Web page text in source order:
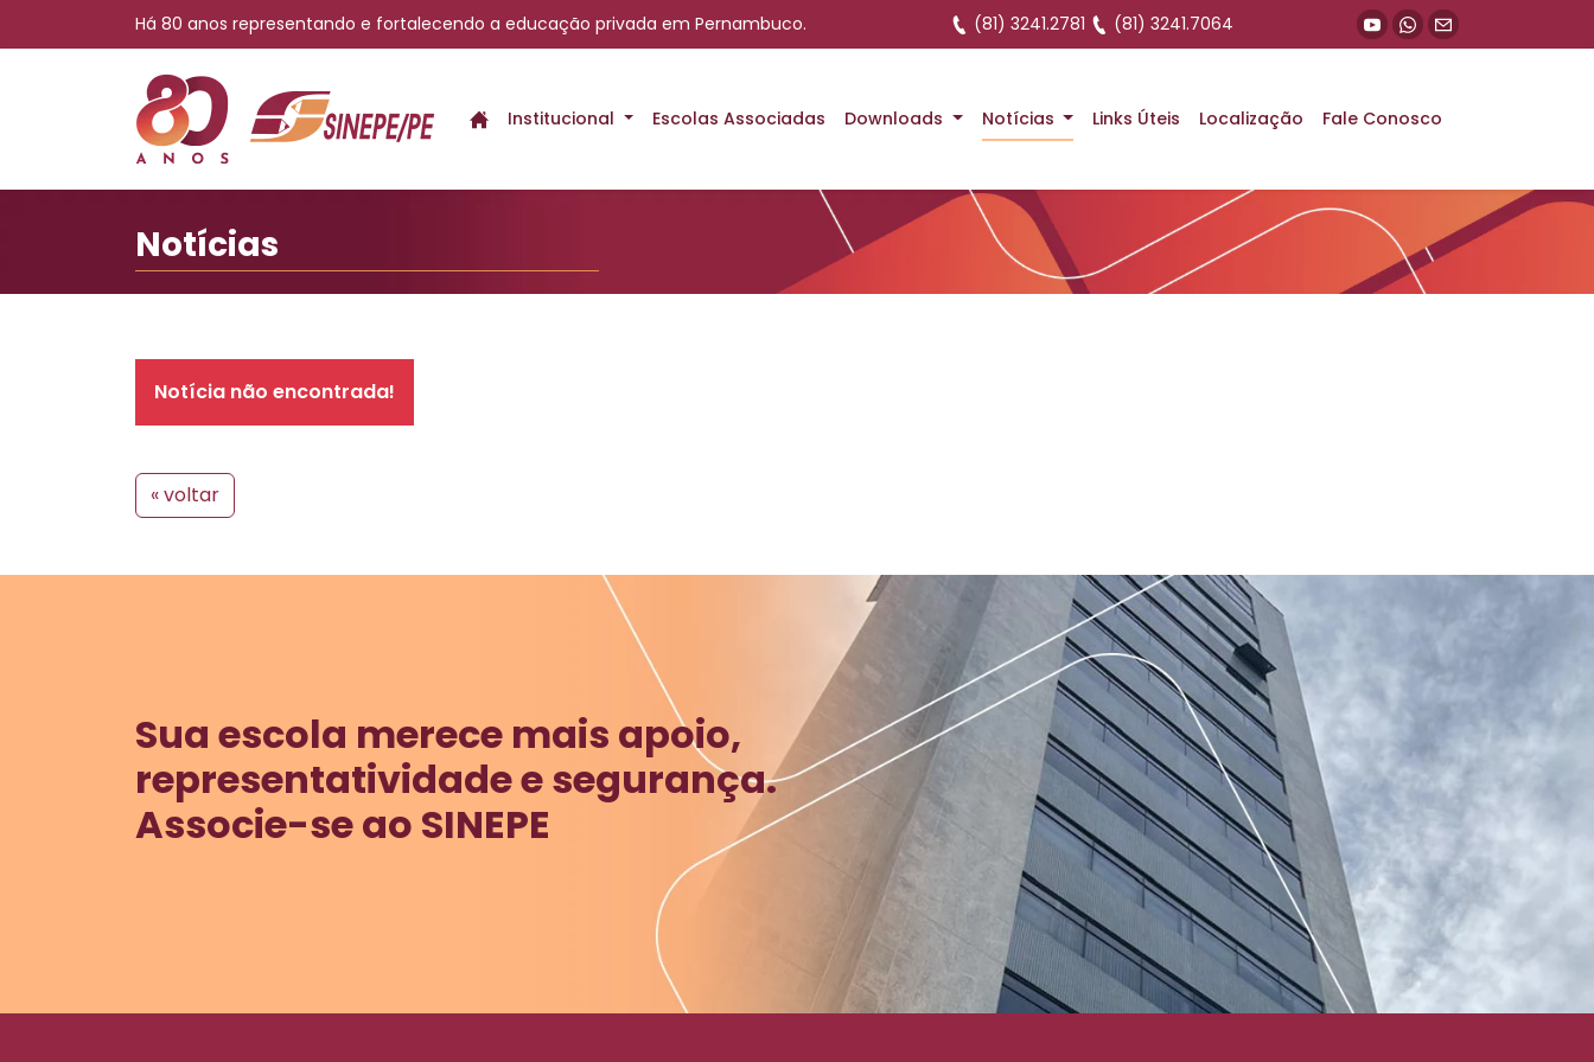
Há 80 anos representando e fortalecendo a educação privada em Pernambuco. (81) 3241.2781 (81) 3241.7064
Notícias | Sinepe-PE Institucional Escolas Associadas Downloads Notícias Links Úteis Localização Fale Conosco
Notícias
Notícia não encontrada!
« voltar
Sua escola merece mais apoio,
representatividade e segurança.
Associe-se ao SINEPE